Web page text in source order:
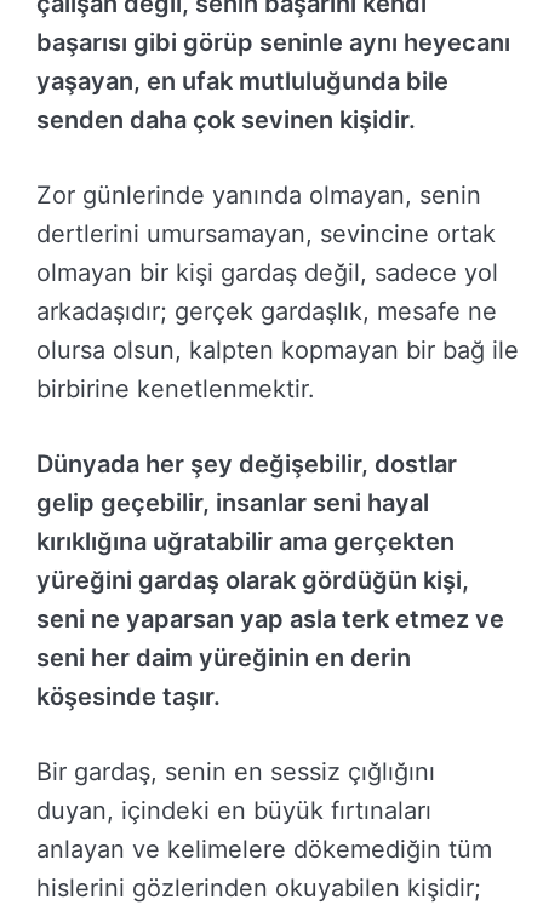
başarısı gibi görüp seninle aynı heyecanı
yaşayan, en ufak mutluluğunda bile
senden daha çok sevinen kişidir.
Zor günlerinde yanında olmayan, senin
dertlerini umursamayan, sevincine ortak
olmayan bir kişi gardaş değil, sadece yol
arkadaşıdır; gerçek gardaşlık, mesafe ne
olursa olsun, kalpten kopmayan bir bağ ile
birbirine kenetlenmektir.
Dünyada her şey değişebilir, dostlar
gelip geçebilir, insanlar seni hayal
kırıklığına uğratabilir ama gerçekten
yüreğini gardaş olarak gördüğün kişi,
seni ne yaparsan yap asla terk etmez ve
seni her daim yüreğinin en derin
köşesinde taşır.
Bir gardaş, senin en sessiz çığlığını
duyan, içindeki en büyük fırtınaları
anlayan ve kelimelere dökemediğin tüm
hislerini gözlerinden okuyabilen kişidir;